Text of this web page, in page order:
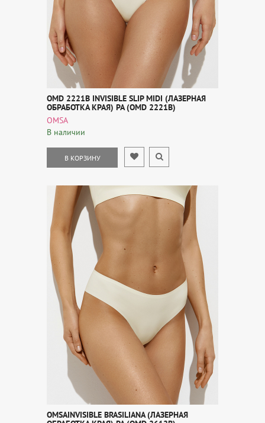
OMD 2221B INVISIBLE SLIP MIDI (ЛАЗЕРНАЯ
ОБРАБОТКА КРАЯ) PA (OMD 2221B)
OMSA
В наличии
В КОРЗИНУ
OMSAINVISIBLE BRASILIANA (ЛАЗЕРНАЯ